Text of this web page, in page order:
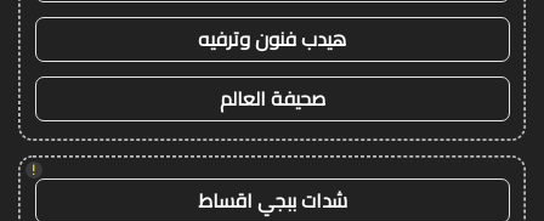
هيدب فنون وترفيه
صحيفة العالم
!
شدات ببجي اقساط